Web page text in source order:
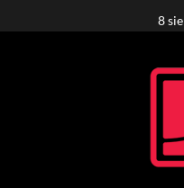
to
8